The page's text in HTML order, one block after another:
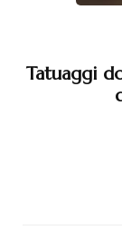
Tatuaggi